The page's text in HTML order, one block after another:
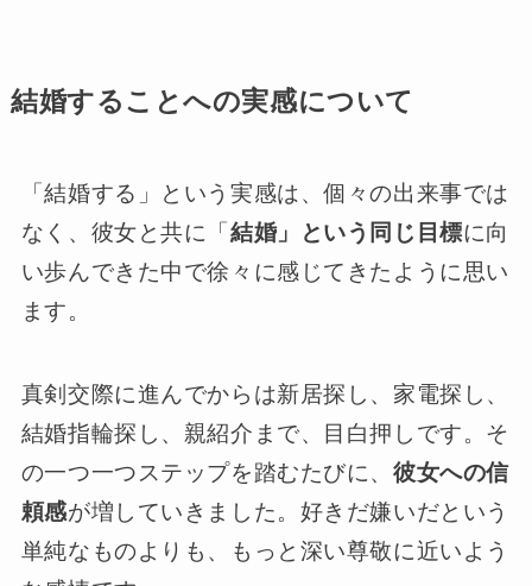
結婚することへの実感について
「結婚する」という実感は、個々の出来事では
なく、彼女と共に「結婚」という同じ目標に向
い歩んできた中で徐々に感じてきたように思い
ます。
真剣交際に進んでからは新居探し、家電探し、
結婚指輪探し、親紹介まで、目白押しです。そ
の一つ一つステップを踏むたびに、 彼女への信
頼感が増していきました。好きだ嫌いだという
単純なものよりも、もっと深い尊敬に近いよう